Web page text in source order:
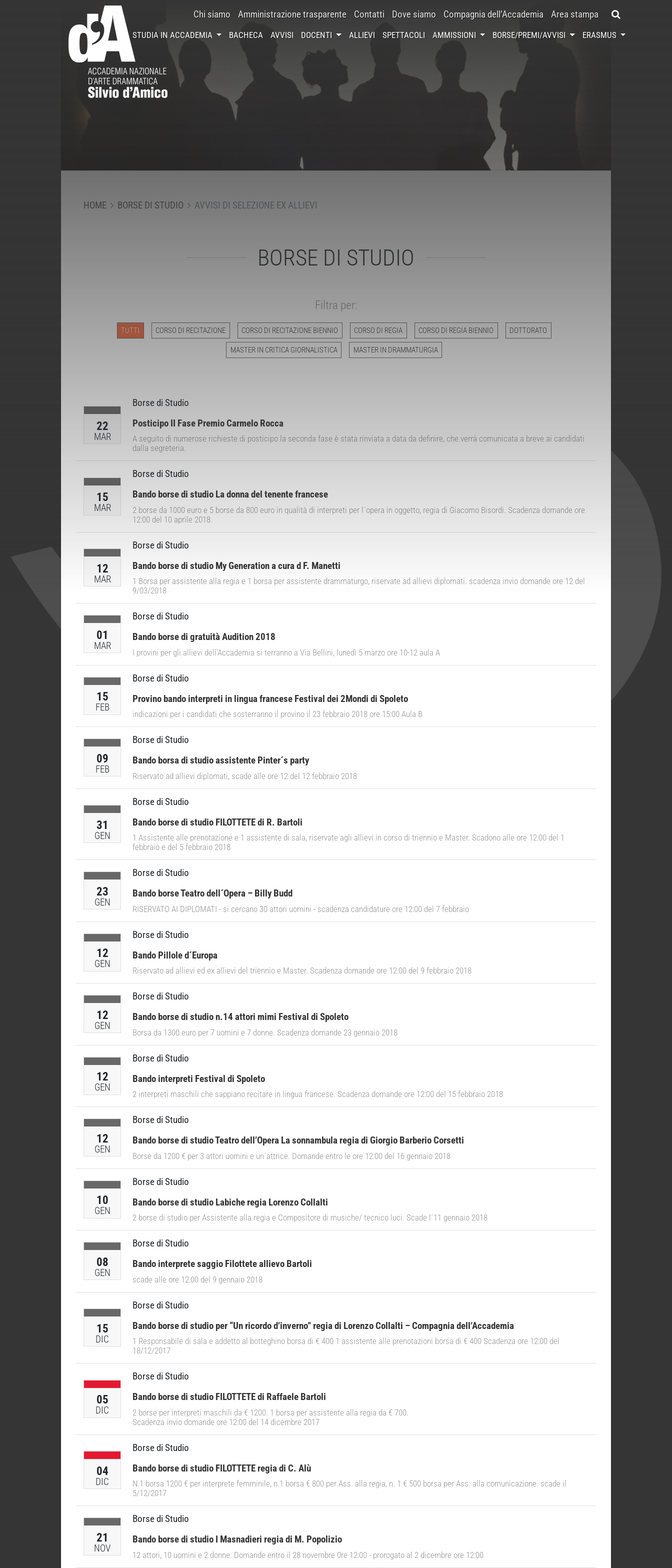
Chi siamo Amministrazione trasparente Contatti Dove siamo Compagnia dell’Accademia Area stampa
STUDIA IN ACCADEMIA BACHECA AVVISI DOCENTI ALLIEVI SPETTACOLI AMMISSIONI BORSE/PREMI/AVVISI ERASMUS
HOME BORSE DI STUDIO AVVISI DI SELEZIONE EX ALLIEVI
BORSE DI STUDIO
Filtra per:
TUTTI CORSO DI RECITAZIONE CORSO DI RECITAZIONE BIENNIO CORSO DI REGIA CORSO DI REGIA BIENNIO DOTTORATO
MASTER IN CRITICA GIORNALISTICA MASTER IN DRAMMATURGIA
22
MAR
Borse di Studio
Posticipo II Fase Premio Carmelo Rocca
A seguito di numerose richieste di posticipo la seconda fase è stata rinviata a data da definire, che verrà comunicata a breve ai candidati
dalla segreteria.
15
MAR
Borse di Studio
Bando borse di studio La donna del tenente francese
2 borse da 1000 euro e 5 borse da 800 euro in qualità di interpreti per l´opera in oggetto, regia di Giacomo Bisordi. Scadenza domande ore
12:00 del 10 aprile 2018.
12
MAR
Borse di Studio
Bando borse di studio My Generation a cura d F. Manetti
1 Borsa per assistente alla regia e 1 borsa per assistente drammaturgo, riservate ad allievi diplomati. scadenza invio domande ore 12 del
9/03/2018
01
MAR
Borse di Studio
Bando borse di gratuità Audition 2018
I provini per gli allievi dell'Accademia si terranno a Via Bellini, lunedì 5 marzo ore 10-12 aula A
15
FEB
Borse di Studio
Provino bando interpreti in lingua francese Festival dei 2Mondi di Spoleto
indicazioni per i candidati che sosterranno il provino il 23 febbraio 2018 ore 15:00 Aula B
09
FEB
Borse di Studio
Bando borsa di studio assistente Pinter´s party
Riservato ad allievi diplomati, scade alle ore 12 del 12 febbraio 2018
31
GEN
Borse di Studio
Bando borse di studio FILOTTETE di R. Bartoli
1 Assistente alle prenotazione e 1 assistente di sala, riservate agli allievi in corso di triennio e Master. Scadono alle ore 12:00 del 1
febbraio e del 5 febbraio 2018
23
GEN
Borse di Studio
Bando borse Teatro dell´Opera – Billy Budd
RISERVATO AI DIPLOMATI - si cercano 30 attori uomini - scadenza candidature ore 12:00 del 7 febbraio
12
GEN
Borse di Studio
Bando Pillole d´Europa
Riservato ad allievi ed ex allievi del triennio e Master. Scadenza domande ore 12:00 del 9 febbraio 2018
12
GEN
Borse di Studio
Bando borse di studio n.14 attori mimi Festival di Spoleto
Borsa da 1300 euro per 7 uomini e 7 donne. Scadenza domande 23 gennaio 2018
12
GEN
Borse di Studio
Bando interpreti Festival di Spoleto
2 interpreti maschili che sappiano recitare in lingua francese. Scadenza domande ore 12:00 del 15 febbraio 2018
12
GEN
Borse di Studio
Bando borse di studio Teatro dell’Opera La sonnambula regia di Giorgio Barberio Corsetti
Borse da 1200 € per 3 attori uomini e un´attrice. Domande entro le ore 12:00 del 16 gennaio 2018
10
GEN
Borse di Studio
Bando borse di studio Labiche regia Lorenzo Collalti
2 borse di studio per Assistente alla regia e Compositore di musiche/ tecnico luci. Scade l´11 gennaio 2018
08
GEN
Borse di Studio
Bando interprete saggio Filottete allievo Bartoli
scade alle ore 12:00 del 9 gennaio 2018
15
DIC
Borse di Studio
Bando borse di studio per “Un ricordo d’inverno” regia di Lorenzo Collalti – Compagnia dell’Accademia
1 Responsabile di sala e addetto al botteghino borsa di € 400 1 assistente alle prenotazioni borsa di € 400 Scadenza ore 12:00 del
18/12/2017
05
DIC
Borse di Studio
Bando borse di studio FILOTTETE di Raffaele Bartoli
2 borse per interpreti maschili da € 1200. 1 borsa per assistente alla regia da € 700.
Scadenza invio domande ore 12:00 del 14 dicembre 2017
04
DIC
Borse di Studio
Bando borse di studio FILOTTETE regia di C. Alù
N.1 borsa 1200 € per interprete femminile, n.1 borsa € 800 per Ass. alla regia, n. 1 € 500 borsa per Ass. alla comunicazione. scade il
5/12/2017
21
NOV
Borse di Studio
Bando borse di studio I Masnadieri regia di M. Popolizio
12 attori, 10 uomini e 2 donne. Domande entro il 28 novembre 0re 12:00 - prorogato al 2 dicembre ore 12:00